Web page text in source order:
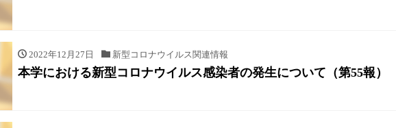
2022年12月27日 新型コロナウイルス関連情報
本学における新型コロナウイルス感染者の発生について（第55報）